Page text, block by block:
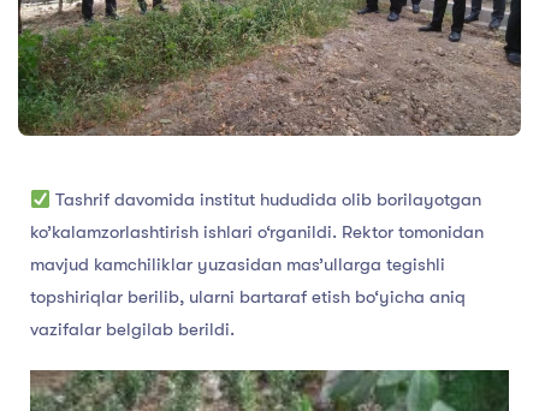
Tashrif davomida institut hududida olib borilayotgan
ko’kalamzorlashtirish ishlari o‘rganildi. Rektor tomonidan
mavjud kamchiliklar yuzasidan mas’ullarga tegishli
topshiriqlar berilib, ularni bartaraf etish bo‘yicha aniq
vazifalar belgilab berildi.